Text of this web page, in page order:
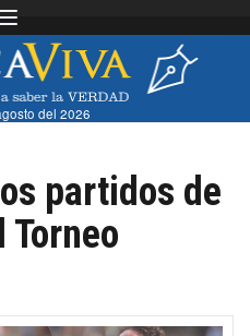
Toggle navigation
del 2026
partidos de
Torneo